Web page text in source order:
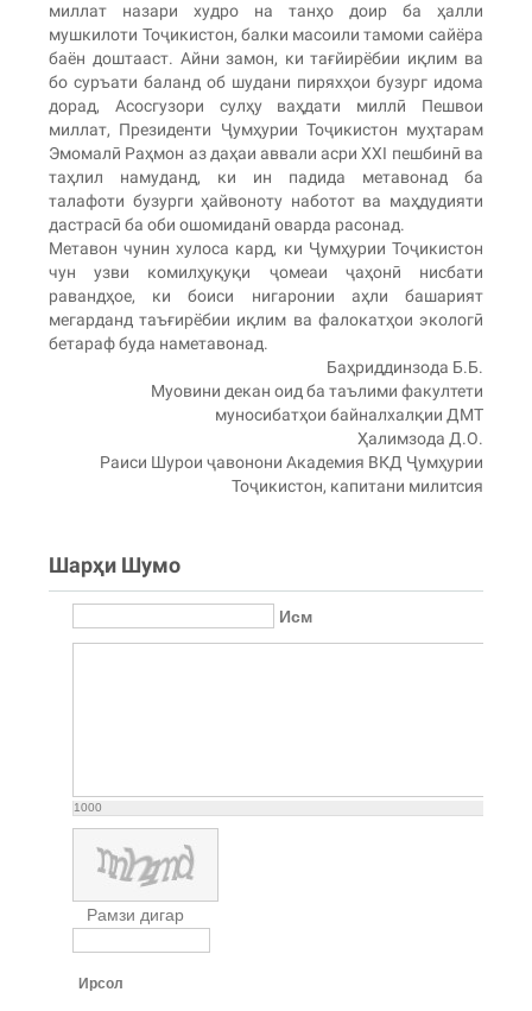
миллат назари худро на танҳо доир ба ҳалли
мушкилоти Тоҷикистон, балки масоили тамоми сайёра
баён доштааст. Айни замон, ки тағйирёбии иқлим ва
бо суръати баланд об шудани пиряхҳои бузург идома
дорад, Асосгузори сулҳу ваҳдати миллӣ Пешвои
миллат, Президенти Ҷумҳурии Тоҷикистон муҳтарам
Эмомалӣ Раҳмон аз даҳаи аввали асри XXI пешбинӣ ва
таҳлил намуданд, ки ин падида метавонад ба
талафоти бузурги ҳайвоноту наботот ва маҳдудияти
дастрасӣ ба оби ошомиданӣ оварда расонад.
Метавон чунин хулоса кард, ки Ҷумҳурии Тоҷикистон
чун узви комилҳуқуқи ҷомеаи ҷаҳонӣ нисбати
равандҳое, ки боиси нигаронии аҳли башарият
мегарданд таъғирёбии иқлим ва фалокатҳои экологӣ
бетараф буда наметавонад.
Баҳриддинзода Б.Б.
Муовини декан оид ба таълими факултети
муносибатҳои байналхалқии ДМТ
Ҳалимзода Д.О.
Раиси Шурои ҷавонони Академия ВКД Ҷумҳурии
Тоҷикистон, капитани милитсия
Шарҳи Шумо
Исм
1000
Рамзи дигар
Ирсол